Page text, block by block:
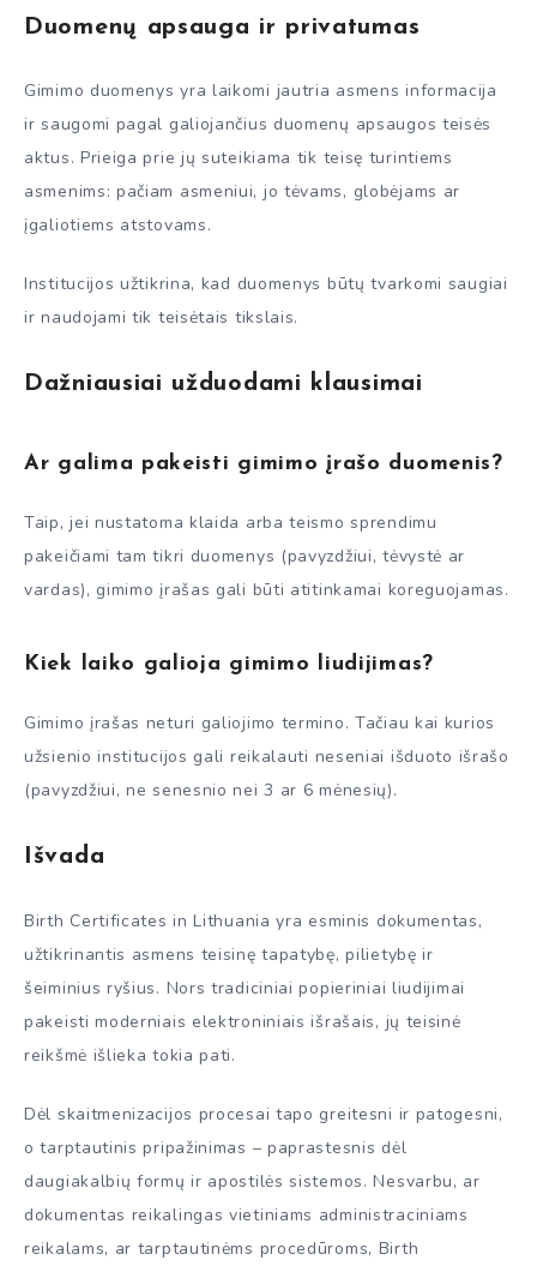
Duomenų apsauga ir privatumas
Gimimo duomenys yra laikomi jautria asmens informacija
ir saugomi pagal galiojančius duomenų apsaugos teisės
aktus. Prieiga prie jų suteikiama tik teisę turintiems
asmenims: pačiam asmeniui, jo tėvams, globėjams ar
įgaliotiems atstovams.
Institucijos užtikrina, kad duomenys būtų tvarkomi saugiai
ir naudojami tik teisėtais tikslais.
Dažniausiai užduodami klausimai
Ar galima pakeisti gimimo įrašo duomenis?
Taip, jei nustatoma klaida arba teismo sprendimu
pakeičiami tam tikri duomenys (pavyzdžiui, tėvystė ar
vardas), gimimo įrašas gali būti atitinkamai koreguojamas.
Kiek laiko galioja gimimo liudijimas?
Gimimo įrašas neturi galiojimo termino. Tačiau kai kurios
užsienio institucijos gali reikalauti neseniai išduoto išrašo
(pavyzdžiui, ne senesnio nei 3 ar 6 mėnesių).
Išvada
Birth Certificates in Lithuania yra esminis dokumentas,
užtikrinantis asmens teisinę tapatybę, pilietybę ir
šeiminius ryšius. Nors tradiciniai popieriniai liudijimai
pakeisti moderniais elektroniniais išrašais, jų teisinė
reikšmė išlieka tokia pati.
Dėl skaitmenizacijos procesai tapo greitesni ir patogesni,
o tarptautinis pripažinimas – paprastesnis dėl
daugiakalbių formų ir apostilės sistemos. Nesvarbu, ar
dokumentas reikalingas vietiniams administraciniams
reikalams, ar tarptautinėms procedūroms, Birth